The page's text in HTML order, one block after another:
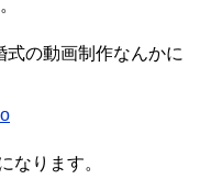
の動画制作なんかに
なります。